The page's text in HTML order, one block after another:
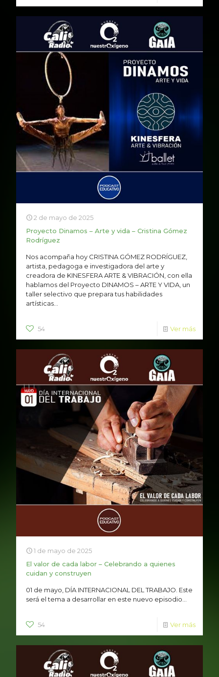
2 de mayo de 2025
Proyecto Dinamos – Arte y vida – Cristina Gómez
Rodríguez
Nos acompaña hoy CRISTINA GÓMEZ RODRÍGUEZ,
artista, pedagoga e investigadora del arte y
creadora de KINESFERA ARTE & VIBRACIÓN, con ella
hablamos del Proyecto DINAMOS – ARTE Y VIDA, un
taller selectivo que prepara tus habilidades
artísticas...
54 Ver más
1 de mayo de 2025
El valor de cada labor – Celebrando a quienes
cuidan y construyen
01 de mayo, DÍA INTERNACIONAL DEL TRABAJO. Este
será el tema a desarrollar en este nuevo episodio...
54 Ver más